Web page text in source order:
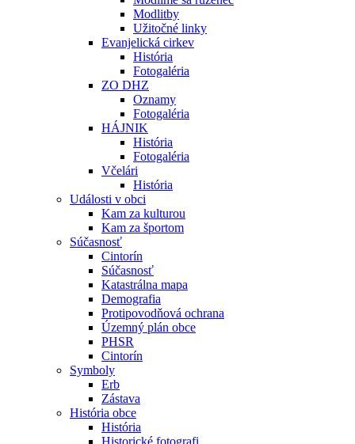
Modlitby
Užitočné linky
Evanjelická cirkev
História
Fotogaléria
ZO DHZ
Oznamy
Fotogaléria
HÁJNIK
História
Fotogaléria
Včelári
História
Události v obci
Kam za kulturou
Kam za športom
Súčasnosť
Cintorín
Súčasnosť
Katastrálna mapa
Demografia
Protipovodňová ochrana
Územný plán obce
PHSR
Cintorín
Symboly
Erb
Zástava
História obce
História
Historické fotografi